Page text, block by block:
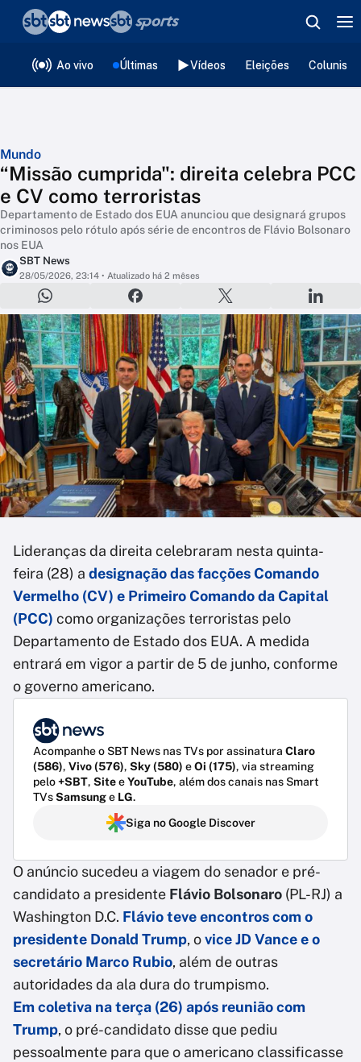
Ao vivo Últimas Vídeos Eleições
Mundo
“Missão cumprida": direita celebra PCC
e CV como terroristas
Departamento de Estado dos EUA anunciou que designará grupos
criminosos pelo rótulo após série de encontros de Flávio Bolsonaro
nos EUA
SBT News
28/05/2026, 23:14 • Atualizado há 2 mêses
Lideranças da direita celebraram nesta quinta-
feira (28) a designação das facções Comando
Vermelho (CV) e Primeiro Comando da Capital
(PCC) como organizações terroristas pelo
Departamento de Estado dos EUA. A medida
entrará em vigor a partir de 5 de junho, conforme
o governo americano.
Acompanhe o SBT News nas TVs por assinatura Claro
(586), Vivo (576), Sky (580) eOi (175), via streaming
pelo+SBT, SiteeYouTube, além dos canais nas Smart
TVsSamsunge LG.
Siga no Google Discover
O anúncio sucedeu a viagem do senador e pré-
candidato a presidente Flávio Bolsonaro (PL-RJ) a
Washington D.C. Flávio teve encontros com o
presidente Donald Trump, ovice JD Vance e o
secretário Marco Rubio, além de outras
autoridades da ala dura do trumpismo.
Em coletiva na terça (26) após reunião com
Trump, o pré-candidato disse que pediu
pessoalmente para que o americano classificasse
❮voltar
Editorias